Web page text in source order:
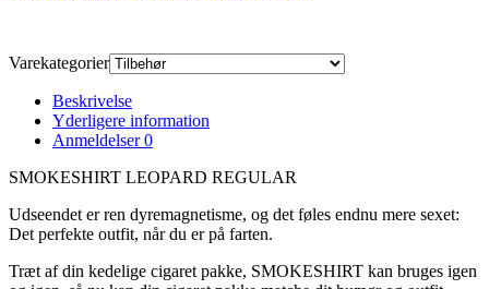
Varekategorier
Beskrivelse
Yderligere information
Anmeldelser0
SMOKESHIRT LEOPARD REGULAR
Udseendet er ren dyremagnetisme, og det føles endnu mere sexet:
Det perfekte outfit, når du er på farten.
Træt af din kedelige cigaret pakke, SMOKESHIRT kan bruges igen